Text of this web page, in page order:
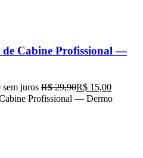
de Cabine Profissional —
sem juros R$29,90R$ 15,00
Profissional — Dermo